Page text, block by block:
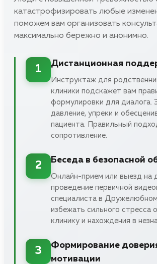
катастрофизировать любые
поможем вам организовать
максимально бережно и анонимно.
1
Дистанционная
Инструктаж для
клиники подскажет вам
формулировки для диалога.
давление, упреки и
пациента. Правильный
сопротивление.
2
Беседа в безопасной
Онлайн-прием или выезд на
проведение первичной
специалиста в
избежать сильного стресса
клинику и нахождения в
3
Формирование
мотивации